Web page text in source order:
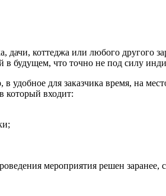
дачи, коттеджа или любого другого
в будущем, что точно не под силу
удобное для заказчика время, на
который входит:
мероприятия решен заранее,